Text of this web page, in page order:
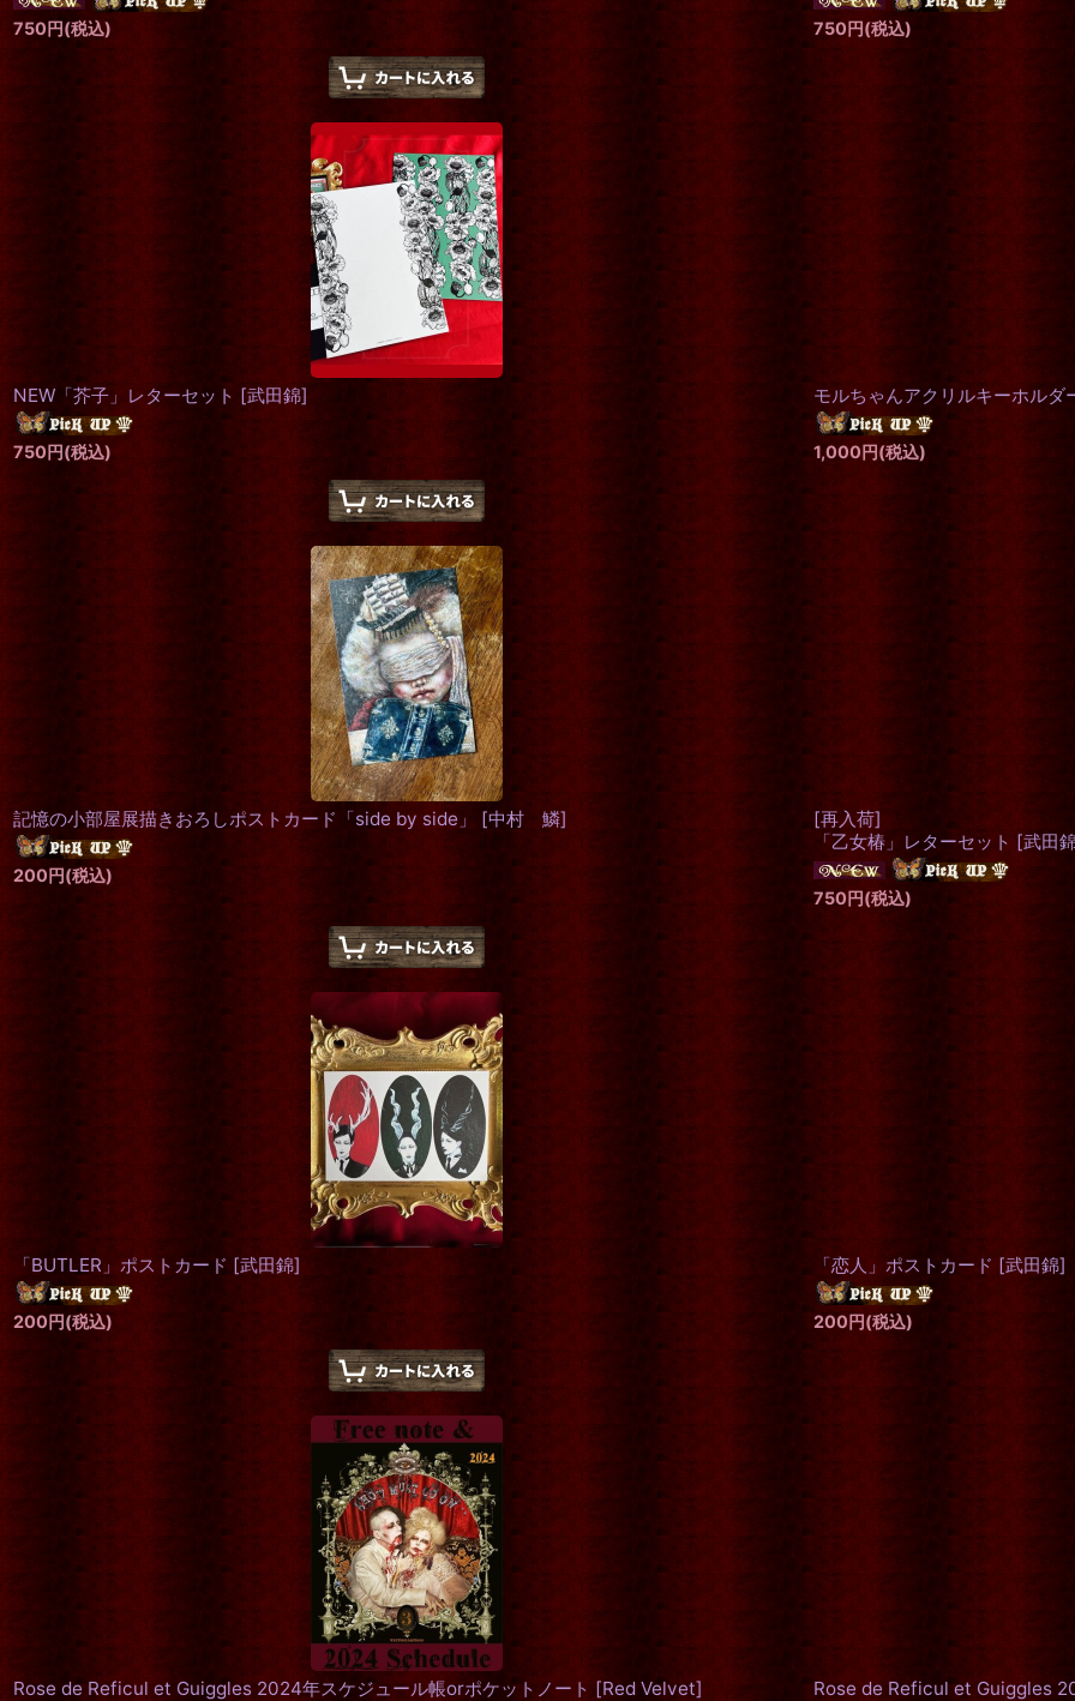
750円(税込) 750円(税込)
NEW「芥子」レターセット [武田錦]
750円(税込)
モルちゃんアクリルキーホルダ
1,000円(税込)
記憶の小部屋展描きおろしポストカード「side by side」 [中村 鱗]
200円(税込)
[再入荷]
「乙女椿」レターセット [武田
750円(税込)
「BUTLER」ポストカード [武田錦]
200円(税込)
「恋人」ポストカード [武田錦]
200円(税込)
Rose de Reficul et Guiggles 2024年スケジュール帳orポケットノート [Red Velvet] Rose de Reficul et Guiggles